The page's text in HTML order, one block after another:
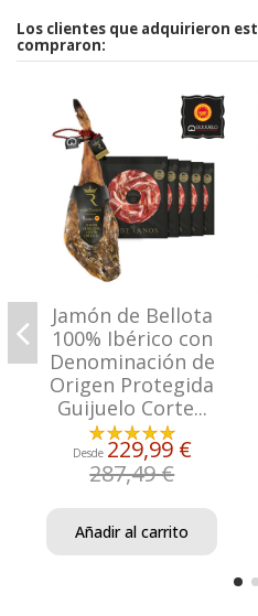
Los clientes que adquirieron
compraron:
Jamón de Bellota
100% Ibérico con
Denominación de
Origen Protegida
Guijuelo Corte...
Desde 229,99 €
287,49 €
Añadir al carrito